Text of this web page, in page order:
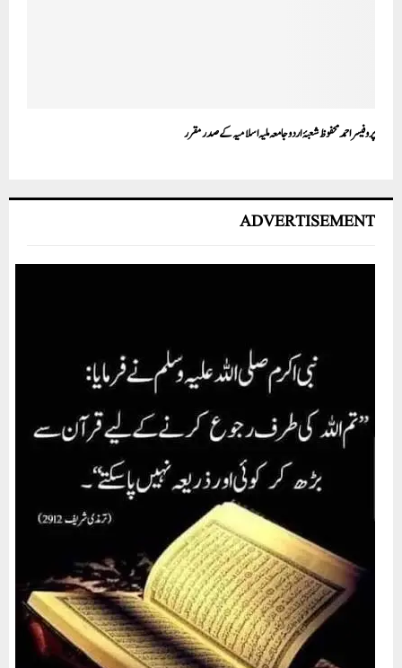
پروفیسر احمد محفوظ شعبۂ اردو جامعہ ملیہ اسلامیہ کے صدر مقرر
ADVERTISEMENT